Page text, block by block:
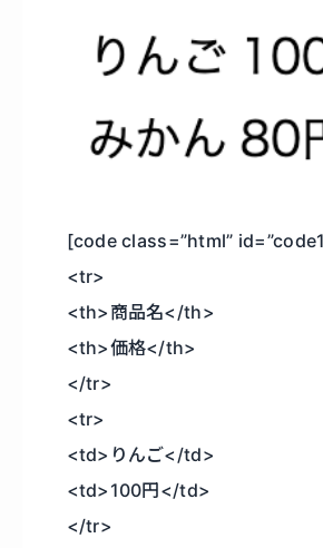
[code class=”html”
<tr>
<th>商品名</th>
<th>価格</th>
</tr>
<tr>
<td>りんご</td>
<td>100円</td>
</tr>